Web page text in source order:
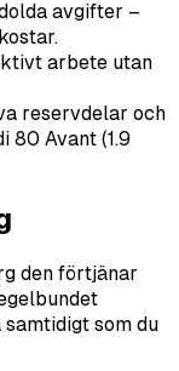
avgifter –
arbete utan
reservdelar och
80 Avant (1.9
den förtjänar
som du